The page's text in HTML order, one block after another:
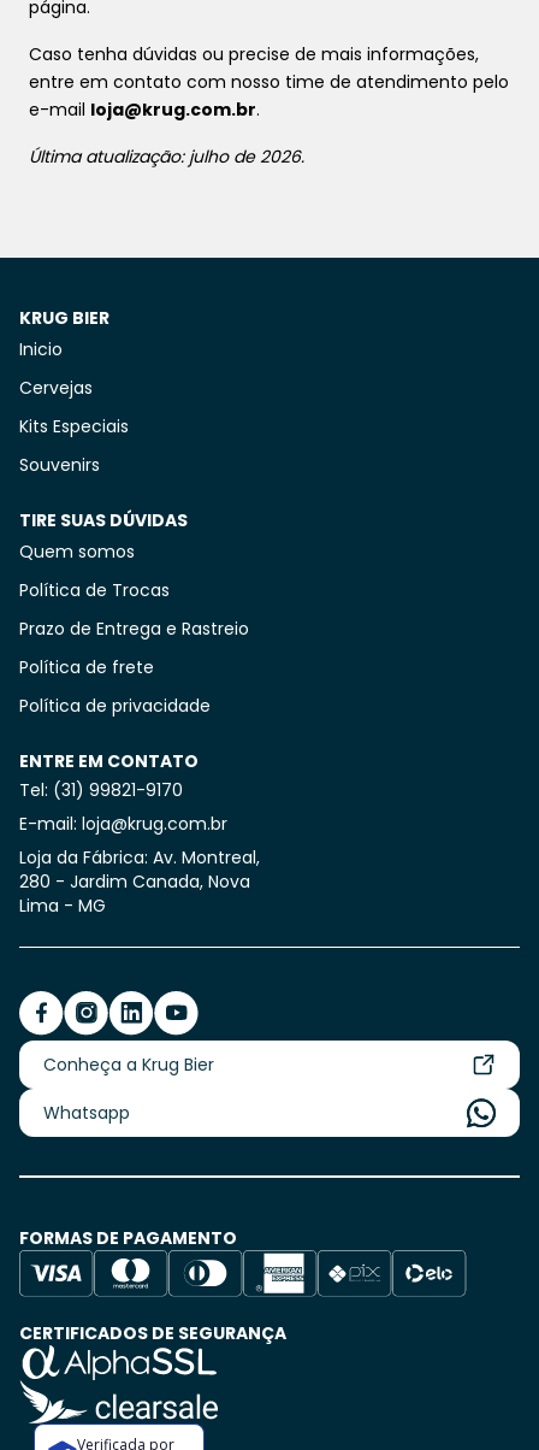
página.
Caso tenha dúvidas ou precise de mais informações,
entre em contato com nosso time de atendimento pelo
e-mail loja@krug.com.br.
Última atualização: julho de 2026.
KRUG BIER
Inicio
Cervejas
Kits Especiais
Souvenirs
TIRE SUAS DÚVIDAS
Quem somos
Política de Trocas
Prazo de Entrega e Rastreio
Política de frete
Política de privacidade
ENTRE EM CONTATO
Tel: (31) 99821-9170
E-mail: loja@krug.com.br
Loja da Fábrica: Av. Montreal,
280 - Jardim Canada, Nova
Lima - MG
Conheça a Krug Bier
Whatsapp
FORMAS DE PAGAMENTO
CERTIFICADOS DE SEGURANÇA
Verificada por